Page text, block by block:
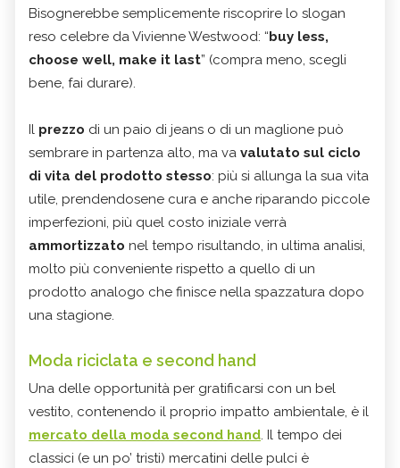
Bisognerebbe semplicemente riscoprire lo slogan
reso celebre da Vivienne Westwood: “buy less,
choose well, make it last” (compra meno, scegli
bene, fai durare).
Il prezzo di un paio di jeans o di un maglione può
sembrare in partenza alto, ma va valutato sul ciclo
di vita del prodotto stesso: più si allunga la sua vita
utile, prendendosene cura e anche riparando piccole
imperfezioni, più quel costo iniziale verrà
ammortizzato nel tempo risultando, in ultima analisi,
molto più conveniente rispetto a quello di un
prodotto analogo che finisce nella spazzatura dopo
una stagione.
Moda riciclata e second hand
Una delle opportunità per gratificarsi con un bel
vestito, contenendo il proprio impatto ambientale, è il
mercato della moda second hand. Il tempo dei
classici (e un po’ tristi) mercatini delle pulci è